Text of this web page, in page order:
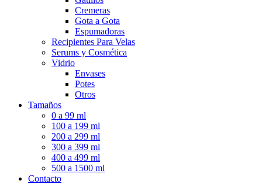
Cremeras
Gota a Gota
Espumadoras
Recipientes Para Velas
Serums y Cosmética
Vidrio
Envases
Potes
Otros
Tamaños
0 a 99 ml
100 a 199 ml
200 a 299 ml
300 a 399 ml
400 a 499 ml
500 a 1500 ml
Contacto